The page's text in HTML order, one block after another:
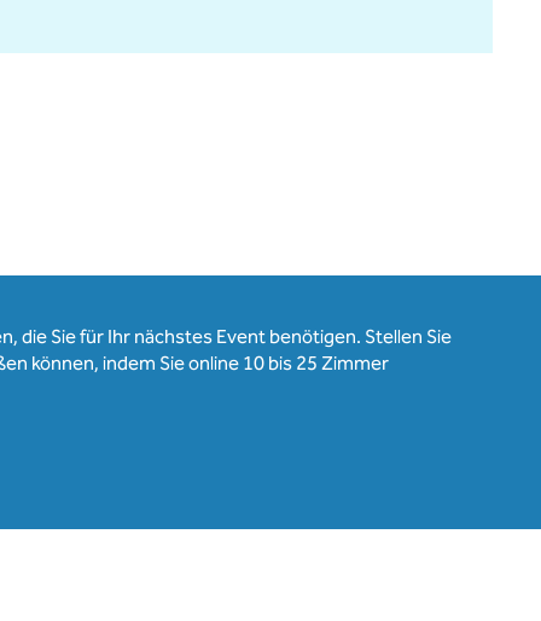
die Sie für Ihr nächstes Event benötigen. Stellen Sie
können, indem Sie online 10 bis 25 Zimmer